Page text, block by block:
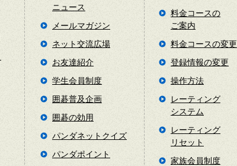
ニュース
メールマガジン
ネット交流広場
お友達紹介
学生会員制度
囲碁普及企画
囲碁の効用
パンダネットクイズ
パンダポイント
料金コースの
ご案内
料金コースの変更
登録情報の変更
操作方法
レーティング
システム
レーティング
リセット
家族会員制度